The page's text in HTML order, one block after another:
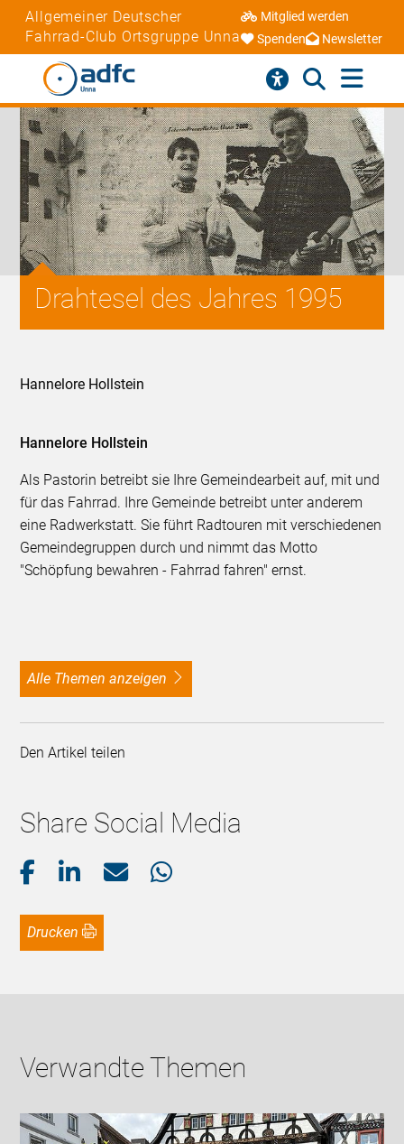
Allgemeiner Deutscher
Fahrrad-Club Ortsgruppe Unna
Mitglied werden
Spenden
Newsletter
Drahtesel des Jahres 1995
Hannelore Hollstein
Hannelore Hollstein
Als Pastorin betreibt sie Ihre Gemeindearbeit auf, mit und
für das Fahrrad. Ihre Gemeinde betreibt unter anderem
eine Radwerkstatt. Sie führt Radtouren mit verschiedenen
Gemeindegruppen durch und nimmt das Motto
"Schöpfung bewahren - Fahrrad fahren" ernst.
alle Themen anzeigen
Den Artikel teilen
Share Social Media
Drucken
Verwandte Themen